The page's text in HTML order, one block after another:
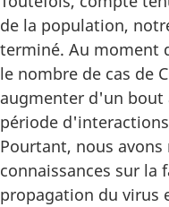
de la population,
terminé. Au moment
le nombre de cas de
augmenter d'un bout
période
Pourtant, nous
connaissances sur la
propagation du virus